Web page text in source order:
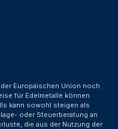
Europäischen Union noch
für Edelmetalle können
kann sowohl steigen als
oder Steuerberatung an
die aus der Nutzung der